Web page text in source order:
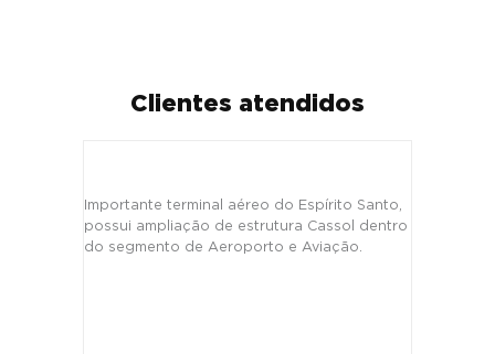
Clientes atendidos
Importante terminal aéreo do Espírito Santo,
possui ampliação de estrutura Cassol dentro
do segmento de Aeroporto e Aviação.